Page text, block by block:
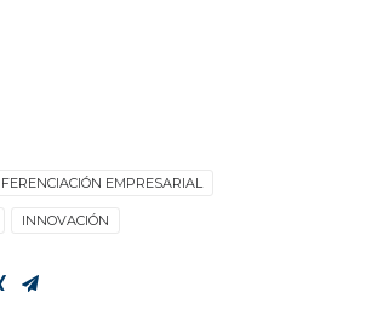
EMPRESARIAL
INNOVACIÓN